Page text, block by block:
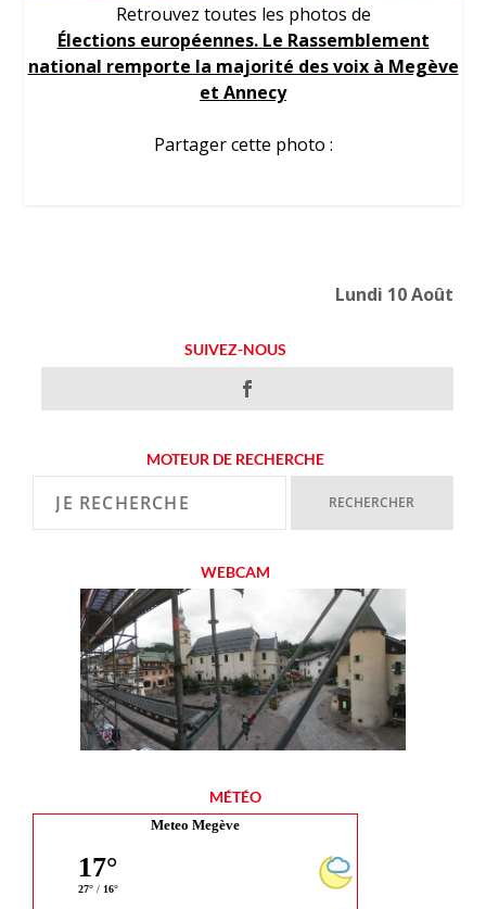
Retrouvez toutes les photos de
Élections européennes. Le Rassemblement
national remporte la majorité des voix à Megève
et Annecy
Partager cette photo :
Lundi 10 Août
SUIVEZ-NOUS
MOTEUR DE RECHERCHE
WEBCAM
MÉTÉO
Meteo Megève